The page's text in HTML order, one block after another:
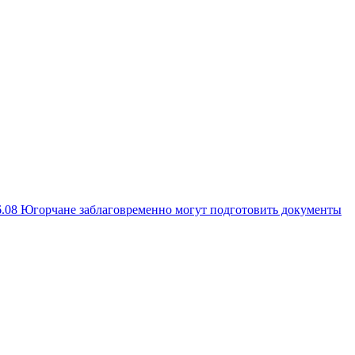
Югорчане заблаговременно могут подготовить документы